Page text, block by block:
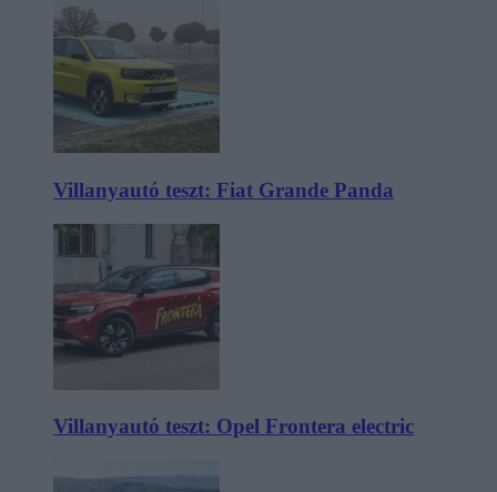
Villanyautó teszt: Fiat Grande Panda
Villanyautó teszt: Opel Frontera electric